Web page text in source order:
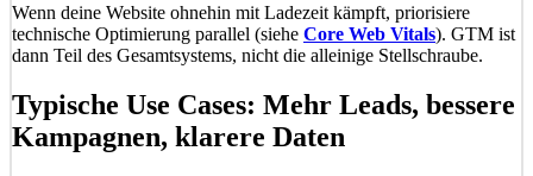
Wenn deine Website ohnehin mit Ladezeit kämpft, priorisiere
technische Optimierung parallel (siehe Core Web Vitals). GTM ist
dann Teil des Gesamtsystems, nicht die alleinige Stellschraube.
Typische Use Cases: Mehr Leads, bessere
Kampagnen, klarere Daten